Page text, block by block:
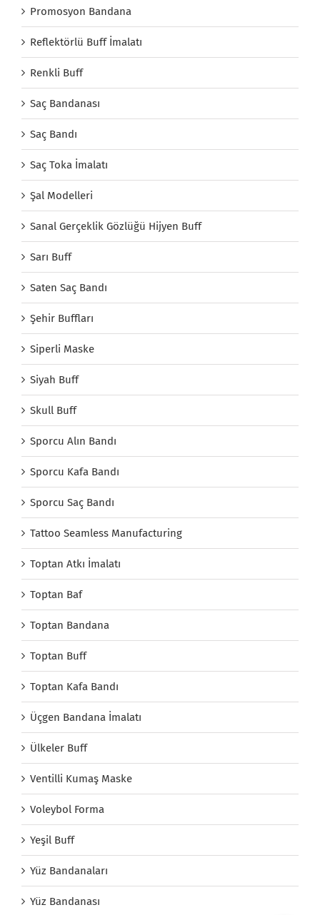
Promosyon Bandana
Reflektörlü Buff İmalatı
Renkli Buff
Saç Bandanası
Saç Bandı
Saç Toka İmalatı
Şal Modelleri
Sanal Gerçeklik Gözlüğü Hijyen Buff
Sarı Buff
Saten Saç Bandı
Şehir Buffları
Siperli Maske
Siyah Buff
Skull Buff
Sporcu Alın Bandı
Sporcu Kafa Bandı
Sporcu Saç Bandı
Tattoo Seamless Manufacturing
Toptan Atkı İmalatı
Toptan Baf
Toptan Bandana
Toptan Buff
Toptan Kafa Bandı
Üçgen Bandana İmalatı
Ülkeler Buff
Ventilli Kumaş Maske
Voleybol Forma
Yeşil Buff
Yüz Bandanaları
Yüz Bandanası